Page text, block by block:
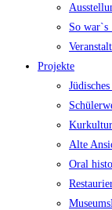
So war`s
Projekte
Alte
Oral